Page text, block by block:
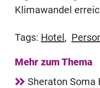
Klimawandel
Tags: Hotel,
Mehr zum Thema
Sheraton